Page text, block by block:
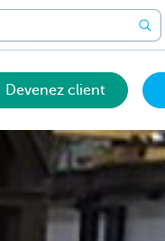
Devenez client